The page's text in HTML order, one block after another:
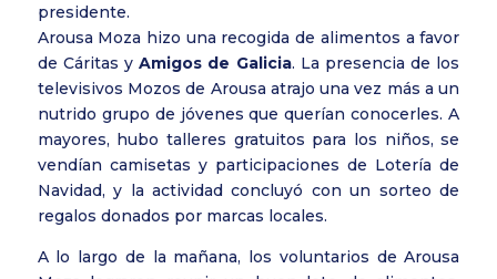
presidente.
Arousa Moza hizo una recogida de alimentos a favor
de Cáritas yAmigos de Galicia. La presencia de los
televisivos Mozos de Arousa atrajo una vez más a un
nutrido grupo de jóvenes que querían conocerles. A
mayores, hubo talleres gratuitos para los niños, se
vendían camisetas y participaciones de Lotería de
Navidad, y la actividad concluyó con un sorteo de
regalos donados por marcas locales.
A lo largo de la mañana, los voluntarios de Arousa